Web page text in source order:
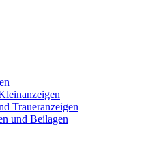
Traueranzeigen
und Beilagen